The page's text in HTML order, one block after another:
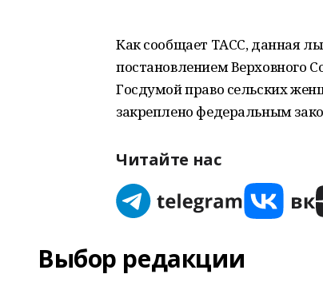
Как сообщает ТАСС, данная
постановлением Верховного
Госдумой право сельских
закреплено федеральным
Читайте нас
Выбор редакции